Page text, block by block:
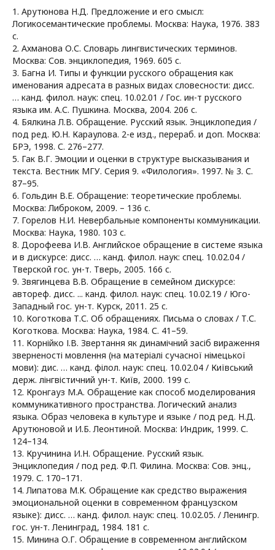
1. Арутюнова Н.Д. Предложение и его смысл:
Логикосемантические проблемы. Москва: Наука, 1976. 383
с.
2. Ахманова О.С. Словарь лингвистических терминов.
Москва: Сов. энциклопедия, 1969. 605 с.
3. Багна И. Типы и функции русского обращения как
именования адресата в разных видах словесности: дисс.
… канд. филол. наук: спец. 10.02.01 / Гос. ин-т русского
языка им. А.С. Пушкина. Москва, 2004. 206 с.
4. Бялкина Л.В. Обращение. Русский язык. Энциклопедия /
под ред. Ю.Н. Караулова. 2-е изд., перераб. и доп. Москва:
БРЭ, 1998. С. 276–277.
5. Гак В.Г. Эмоции и оценки в структуре высказывания и
текста. Вестник МГУ. Серия 9. «Филология». 1997. № 3. С.
87–95.
6. Гольдин В.Е. Обращение: теоретические проблемы.
Москва: Либроком, 2009. – 136 с.
7. Горелов Н.И. Невербальные компоненты коммуникации.
Москва: Наука, 1980. 103 с.
8. Дорофеева И.В. Английское обращение в системе языка
и в дискурсе: дисс. … канд. филол. наук: спец. 10.02.04 /
Тверской гос. ун-т. Тверь, 2005. 166 с.
9. Звягинцева В.В. Обращение в семейном дискурсе:
автореф. дисс. ... канд. филол. наук: спец. 10.02.19 / Юго-
Западный гос. ун-т. Курск, 2011. 25 с.
10. Коготкова Т.С. Об обращениях. Письма о словах / Т.С.
Коготкова. Москва: Наука, 1984. С. 41–59.
11. Корнійко І.В. Звертання як динамічний засіб вираження
зверненості мовлення (на матеріалі сучасної німецької
мови): дис. … канд. філол. наук: спец. 10.02.04 / Київський
держ. лінгвістичний ун-т. Київ, 2000. 199 с.
12. Кронгауз М.А. Обращение как способ моделирования
коммуникативного пространства. Логический анализ
языка. Образ человека в культуре и языке / под ред. Н.Д.
Арутюновой и И.Б. Леонтиной. Москва: Индрик, 1999. С.
124–134.
13. Кручинина И.Н. Обращение. Русский язык.
Энциклопедия / под ред. Ф.П. Филина. Москва: Сов. энц.,
1979. С. 170–171.
14. Липатова М.К. Обращение как средство выражения
эмоциональной оценки в современном французском
языке): дисс. … канд. филол. наук: спец. 10.02.05. / Ленингр.
гос. ун-т. Ленинград, 1984. 181 с.
15. Минина О.Г. Обращение в современном английском